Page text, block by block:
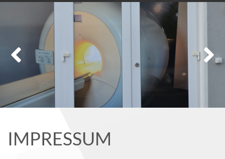
Registergericht: Amtsgericht Coesfeld
Vertreten durch:
Achim Kopka, Geschäftsführer
Handelsregister: HRA 2225
Registergericht: Amtsgericht Coesfeld
KONTAKT